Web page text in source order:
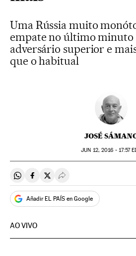
Uma Rússia muito
empate no último minuto
adversário superior e
que o habitual
JOSÉ
JUN 12, 2016 - 17:57
Compartir en Whatsapp
Compartir en Facebook
Compartir en Twitter
Desplegar Redes
Añadir EL PAÍS en Google
AO VIVO